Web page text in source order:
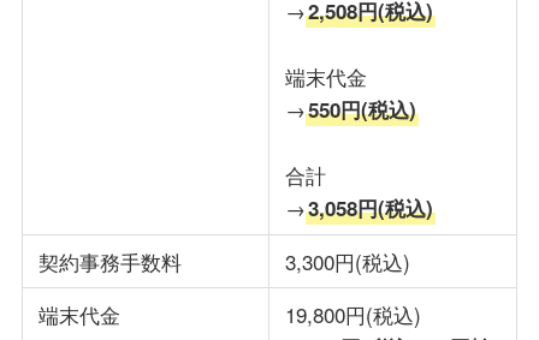
→2,508円(税込)
端末代金
→550円(税込)
合計
→3,058円(税込)
契約事務手数料
3,300円(税込)
端末代金
19,800円(税込)